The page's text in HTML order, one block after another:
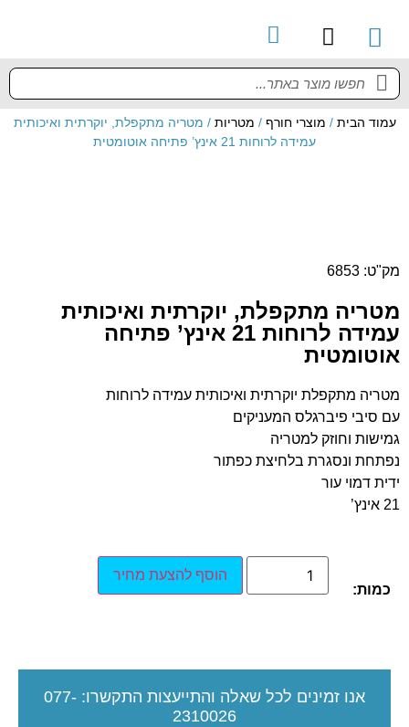
עמוד הבית / מוצרי חורף / מטריות / מטריה מתקפלת, יוקרתית ואיכותית
עמידה לרוחות 21 אינץ’ פתיחה אוטומטית
מק"ט: 6853
מטריה מתקפלת, יוקרתית ואיכותית
עמידה לרוחות 21 אינץ’ פתיחה
אוטומטית
מטריה מתקפלת יוקרתית ואיכותית עמידה לרוחות
עם סיבי פיברגלס המעניקים
גמישות וחוזק למטריה
נפתחת ונסגרת בלחיצת כפתור
ידית דמוי עור
21 אינץ’
כמות:
הוסף להצעת מחיר
אנו זמינים לכל שאלה והתייעצות התקשרו: 077-
2310026